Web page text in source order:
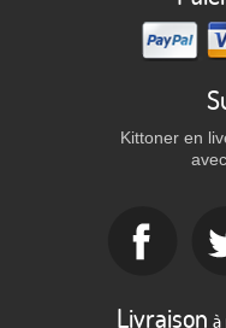
Kittoner en
Livraison à